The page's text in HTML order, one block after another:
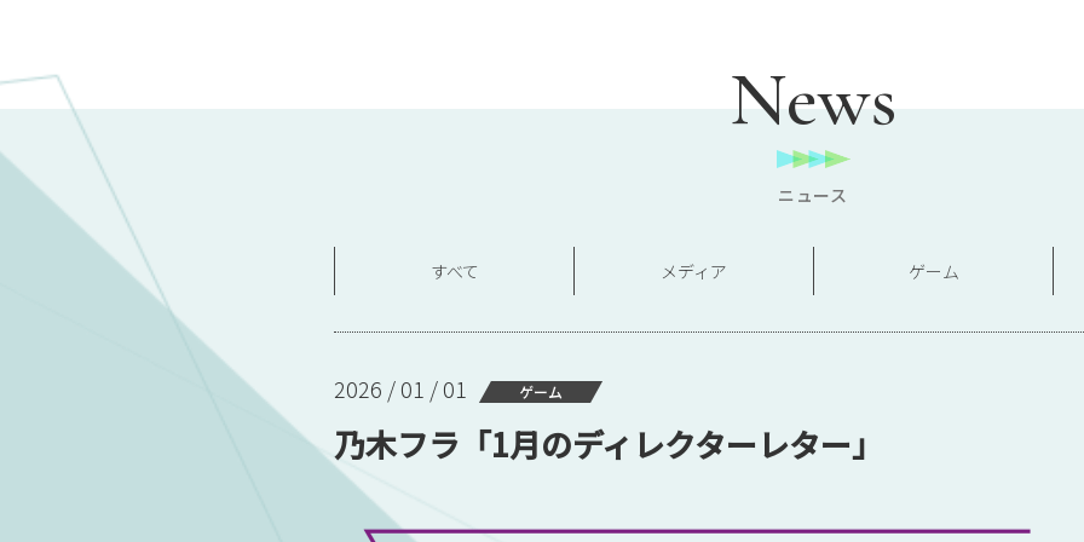
News
ニュース
すべて メディア ゲーム
2026 / 01 / 01 ゲーム
乃木フラ「1月のディレクターレター」